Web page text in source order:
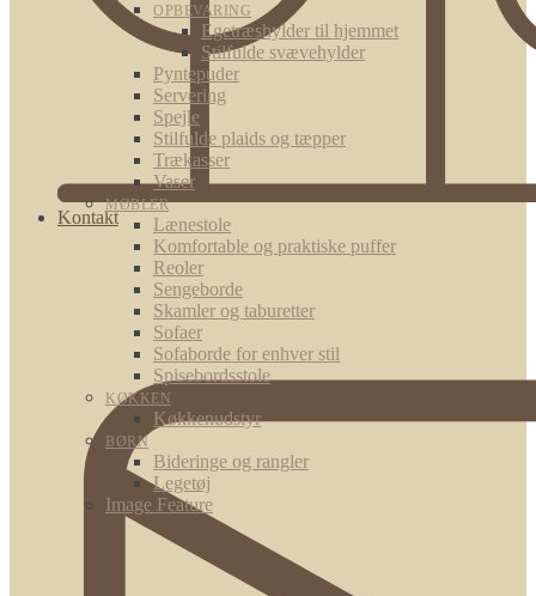
Kontakt
OPBEVARING
Egetræshylder til hjemmet
Stilfulde svævehylder
Pyntepuder
Servering
Spejle
Stilfulde plaids og tæpper
Trækasser
Vaser
MØBLER
Lænestole
Komfortable og praktiske puffer
Reoler
Sengeborde
Skamler og taburetter
Sofaer
Sofaborde for enhver stil
Spisebordsstole
KØKKEN
Køkkenudstyr
BØRN
Bideringe og rangler
Legetøj
Image Feature